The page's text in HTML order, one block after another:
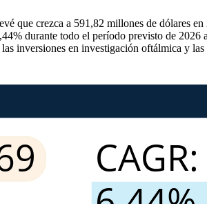
que crezca a 591,82 millones de dólares
durante todo el período previsto de
inversiones en investigación oftálmica y